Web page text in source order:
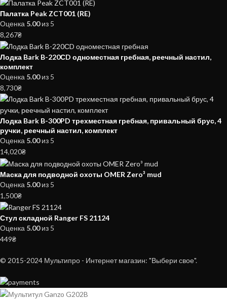
Палатка Peak ZCT001 (RE)
Оценка 5.00из 5
8,267₴
Лодка Bark B-220СD одноместная гребная, реечный настил,
комплект
Оценка 5.00из 5
8,730₴
Лодка Bark B-300PD трехместная гребная, привальный брус, 4
ручки, реечный настил, комплект
Оценка 5.00из 5
14,020₴
Маска для подводной охоты OMER Zero³ mud
Оценка 5.00из 5
1,500₴
Стул складной Ranger FS 21124
Оценка 5.00из 5
449₴
© 2015-2024 Мультипро - Интернет магазин: "Выбери свое".